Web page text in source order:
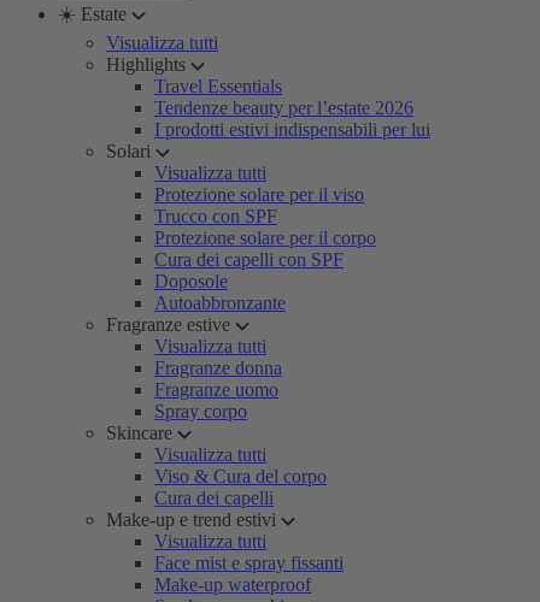
☀️ Estate
Visualizza tutti
Highlights
Travel Essentials
Tendenze beauty per l’estate 2026
I prodotti estivi indispensabili per lui
Solari
Visualizza tutti
Protezione solare per il viso
Trucco con SPF
Protezione solare per il corpo
Cura dei capelli con SPF
Doposole
Autoabbronzante
Fragranze estive
Visualizza tutti
Fragranze donna
Fragranze uomo
Spray corpo
Skincare
Visualizza tutti
Viso & Cura del corpo
Cura dei capelli
Make-up e trend estivi
Visualizza tutti
Face mist e spray fissanti
Make-up waterproof